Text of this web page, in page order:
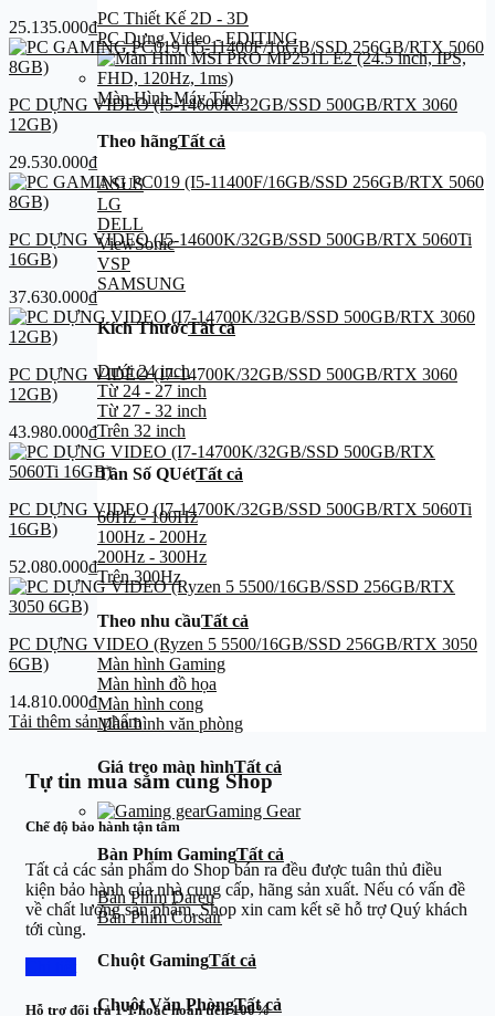
PC Thiết Kế 2D - 3D
PC Dựng Video - EDITING
Màn Hình Máy Tính
Theo hãngTất cả
ASUS
LG
DELL
ViewSonic
VSP
SAMSUNG
Kích ThướcTất cả
Dưới 24 inch
Từ 24 - 27 inch
Từ 27 - 32 inch
Trên 32 inch
Tần Số QUétTất cả
60Hz - 100Hz
100Hz - 200Hz
200Hz - 300Hz
Trên 300Hz
Theo nhu cầuTất cả
Màn hình Gaming
Màn hình đồ họa
Màn hình cong
Màn hình văn phòng
Giá treo màn hìnhTất cả
Gaming Gear
Bàn Phím GamingTất cả
Bàn Phím Dareu
Bàn Phím Corsair
Chuột GamingTất cả
Chuột Văn PhòngTất cả
25.135.000₫
PC DỰNG VIDEO (I5-14600K/32GB/SSD 500GB/RTX 3060
12GB)
29.530.000₫
PC DỰNG VIDEO (I5-14600K/32GB/SSD 500GB/RTX 5060Ti
16GB)
37.630.000₫
PC DỰNG VIDEO (I7-14700K/32GB/SSD 500GB/RTX 3060
12GB)
43.980.000₫
PC DỰNG VIDEO (I7-14700K/32GB/SSD 500GB/RTX 5060Ti
16GB)
52.080.000₫
PC DỰNG VIDEO (Ryzen 5 5500/16GB/SSD 256GB/RTX 3050
6GB)
14.810.000₫
Tải thêm sản phẩm
Tự tin mua sắm cùng Shop
Chế độ bảo hành tận tâm
Tất cả các sản phẩm do Shop bán ra đều được tuân thủ điều
kiện bảo hành của nhà cung cấp, hãng sản xuất. Nếu có vấn đề
về chất lượng sản phẩm, Shop xin cam kết sẽ hỗ trợ Quý khách
tới cùng.
Hỗ trợ đổi trả 1-1 hoặc hoàn tiền 100%